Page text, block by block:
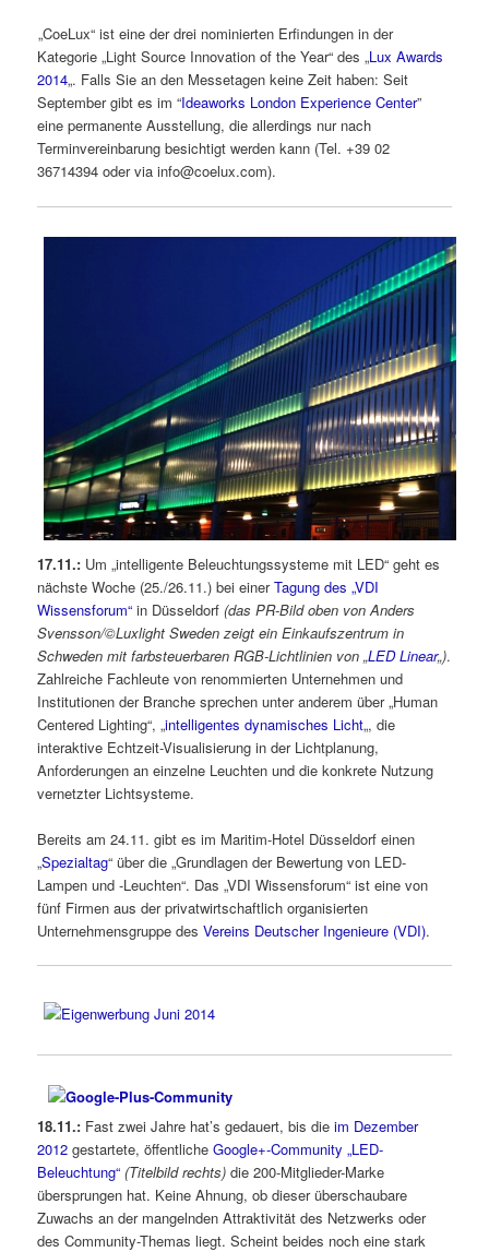
„CoeLux“ ist eine der drei nominierten Erfindungen in der
Kategorie „Light Source Innovation of the Year“ des „Lux Awards
2014„. Falls Sie an den Messetagen keine Zeit haben: Seit
September gibt es im “Ideaworks London Experience Center”
eine permanente Ausstellung, die allerdings nur nach
Terminvereinbarung besichtigt werden kann (Tel. +39 02
36714394 oder via info@coelux.com).
17.11.: Um „intelligente Beleuchtungssysteme mit LED“ geht es
nächste Woche (25./26.11.) bei einerTagung des „VDI
Wissensforum“ in Düsseldorf(das PR-Bild oben von Anders
Svensson/©Luxlight Sweden zeigt ein Einkaufszentrum in
Schweden mit farbsteuerbaren RGB-Lichtlinien von „LED Linear„).
Zahlreiche Fachleute von renommierten Unternehmen und
Institutionen der Branche sprechen unter anderem über „Human
Centered Lighting“, „intelligentes dynamisches Licht„, die
interaktive Echtzeit-Visualisierung in der Lichtplanung,
Anforderungen an einzelne Leuchten und die konkrete Nutzung
vernetzter Lichtsysteme.
Bereits am 24.11. gibt es im Maritim-Hotel Düsseldorf einen
„Spezialtag“ über die „Grundlagen der Bewertung von LED-
Lampen und -Leuchten“. Das „VDI Wissensforum“ ist eine von
fünf Firmen aus der privatwirtschaftlich organisierten
Unternehmensgruppe desVereins Deutscher Ingenieure (VDI).
18.11.: Fast zwei Jahre hat’s gedauert, bis dieim Dezember
2012 gestartete, öffentlicheGoogle+-Community „LED-
Beleuchtung“ (Titelbild rechts) die 200-Mitglieder-Marke
übersprungen hat. Keine Ahnung, ob dieser überschaubare
Zuwachs an der mangelnden Attraktivität des Netzwerks oder
des Community-Themas liegt. Scheint beides noch eine stark